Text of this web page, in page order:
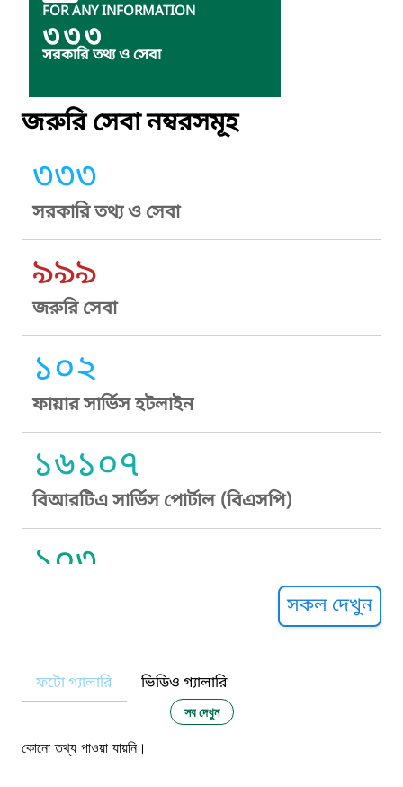
FOR ANY INFORMATION
৩৩৩
সরকারি তথ্য ও সেবা
জরুরি সেবা নম্বরসমূহ
৩৩৩
সরকারি তথ্য ও সেবা
৯৯৯
জরুরি সেবা
১০২
ফায়ার সার্ভিস হটলাইন
১৬১০৭
বিআরটিএ সার্ভিস পোর্টাল (বিএসপি)
১০৩
নারী ও শিশু নির্যাতন প্রতিরোধ
১০৬
সকল দেখুন
ফটো গ্যালারি ভিডিও গ্যালারি
সব দেখুন
কোনো তথ্য পাওয়া যায়নি।